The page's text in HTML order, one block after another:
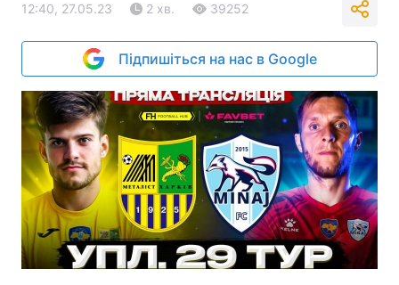
12:40, 27.05.23 2 хв. 39252
Підпишіться на нас в Google